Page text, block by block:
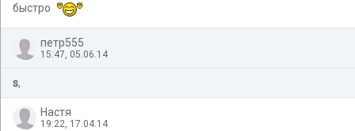
быстро
петр555
15:47, 05.06.14
s,
Настя
19:22, 17.04.14